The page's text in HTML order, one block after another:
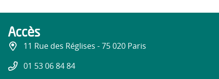
Accès
11 Rue des Réglises - 75 020 Paris
01 53 06 84 84